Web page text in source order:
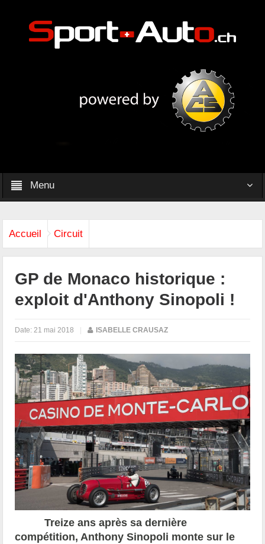
Menu
Accueil Circuit
GP de Monaco historique :
exploit d'Anthony Sinopoli !
Date: 21 mai 2018 | ISABELLE CRAUSAZ
Treize ans après sa dernière
compétition, Anthony Sinopoli monte sur le